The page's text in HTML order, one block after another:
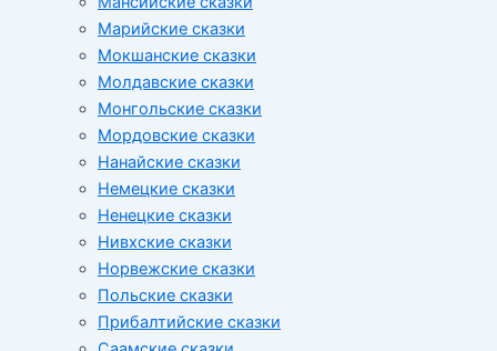
Марийские сказки
Мокшанские сказки
Молдавские сказки
Монгольские сказки
Мордовские сказки
Нанайские сказки
Немецкие сказки
Ненецкие сказки
Нивхские сказки
Норвежские сказки
Польские сказки
Прибалтийские сказки